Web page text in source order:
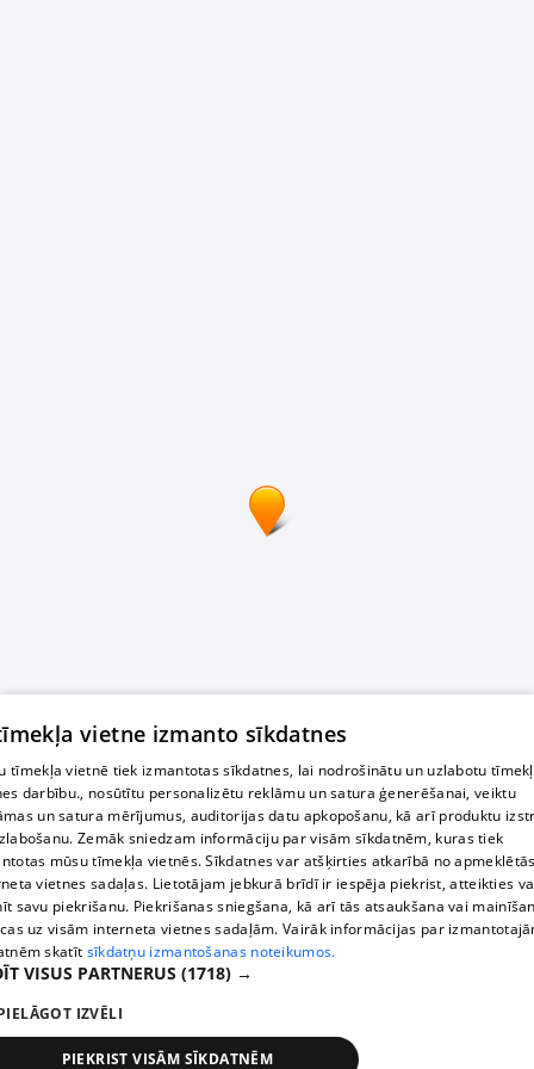
vietne izmanto sīkdatnes
tīmekļa vietnē tiek izmantotas sīkdatnes, lai nodrošinātu un uzlabotu
darbību., nosūtītu personalizētu reklāmu un satura ģenerēšanai, veiktu
un satura mērījumus, auditorijas datu apkopošanu, kā arī produktu
Zemāk sniedzam informāciju par visām sīkdatnēm, kuras tiek
mūsu tīmekļa vietnēs. Sīkdatnes var atšķirties atkarībā no
vietnes sadaļas. Lietotājam jebkurā brīdī ir iespēja piekrist, atteikties
savu piekrišanu. Piekrišanas sniegšana, kā arī tās atsaukšana vai
uz visām interneta vietnes sadaļām. Vairāk informācijas par
skatīt sīkdatņu izmantošanas noteikumos.
VISUS PARTNERUS (1718) →
IZVĒLI
PIEKRIST VISĀM SĪKDATNĒM